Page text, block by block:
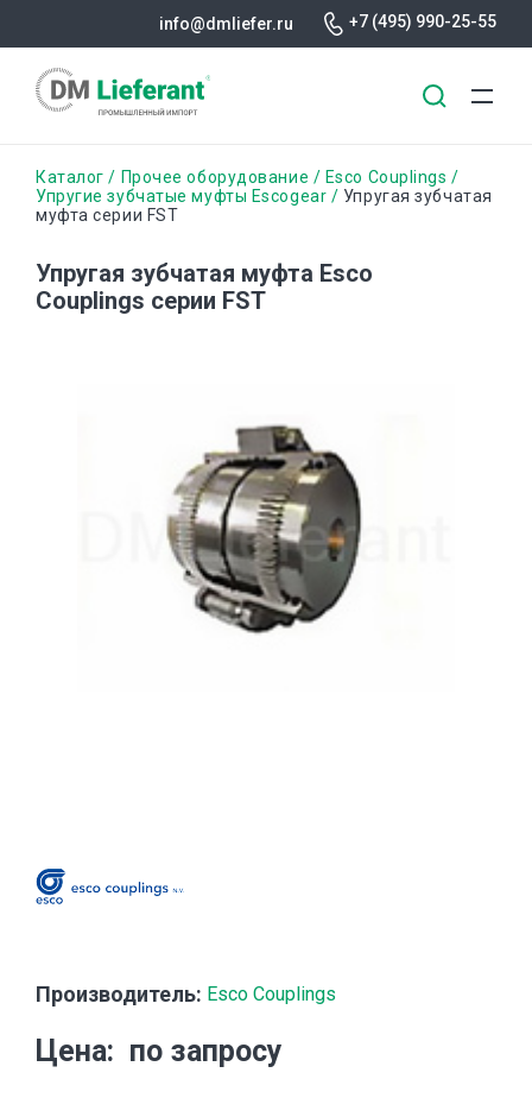
основному
info@dmliefer.ru +7 (495) 990-25-55
Строка
навигации
Каталог Прочее оборудование
Esco Couplings
Упругие зубчатые муфты Escogear
Упругая зубчатая
муфта серии FST
Упругая зубчатая муфта Esco
Couplings серии FST
Производитель: Esco Couplings
Цена по запросу